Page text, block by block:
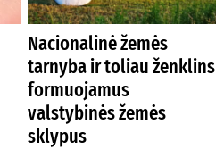
Nacionalinė žemės
tarnyba ir toliau ženklins
formuojamus
valstybinės žemės
sklypus